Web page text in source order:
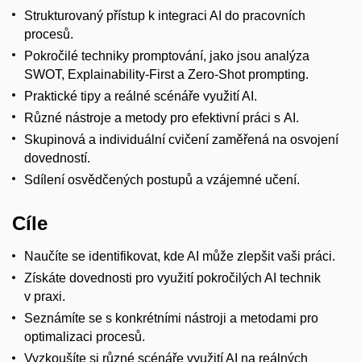
Strukturovaný přístup k integraci AI do pracovních
procesů.
Pokročilé techniky promptování, jako jsou analýza
SWOT, Explainability-First a Zero-Shot prompting.
Praktické tipy a reálné scénáře využití AI.
Různé nástroje a metody pro efektivní práci s AI.
Skupinová a individuální cvičení zaměřená na osvojení
dovedností.
Sdílení osvědčených postupů a vzájemné učení.
Cíle
Naučíte se identifikovat, kde AI může zlepšit vaši práci.
Získáte dovednosti pro využití pokročilých AI technik
v praxi.
Seznámíte se s konkrétními nástroji a metodami pro
optimalizaci procesů.
Vyzkoušíte si různé scénáře využití AI na reálných